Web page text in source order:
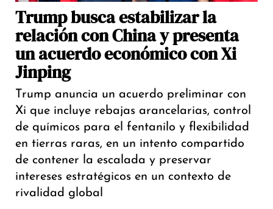
Trump busca estabilizar la
relación con China y presenta
un acuerdo económico con Xi
Jinping
Trump anuncia un acuerdo preliminar con
Xi que incluye rebajas arancelarias, control
de químicos para el fentanilo y flexibilidad
en tierras raras, en un intento compartido
de contener la escalada y preservar
intereses estratégicos en un contexto de
rivalidad global